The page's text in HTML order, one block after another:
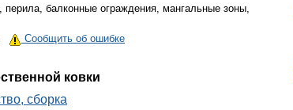
перила, балконные ограждения, мангальные зоны,
Сообщить об ошибке
ковки
сборка